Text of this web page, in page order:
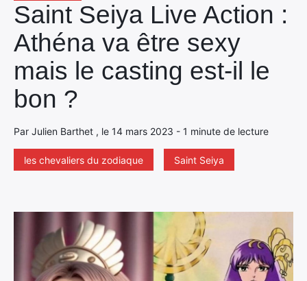
Saint Seiya Live Action :
Athéna va être sexy
mais le casting est-il le
bon ?
Par Julien Barthet , le 14 mars 2023 - 1 minute de lecture
les chevaliers du zodiaque Saint Seiya